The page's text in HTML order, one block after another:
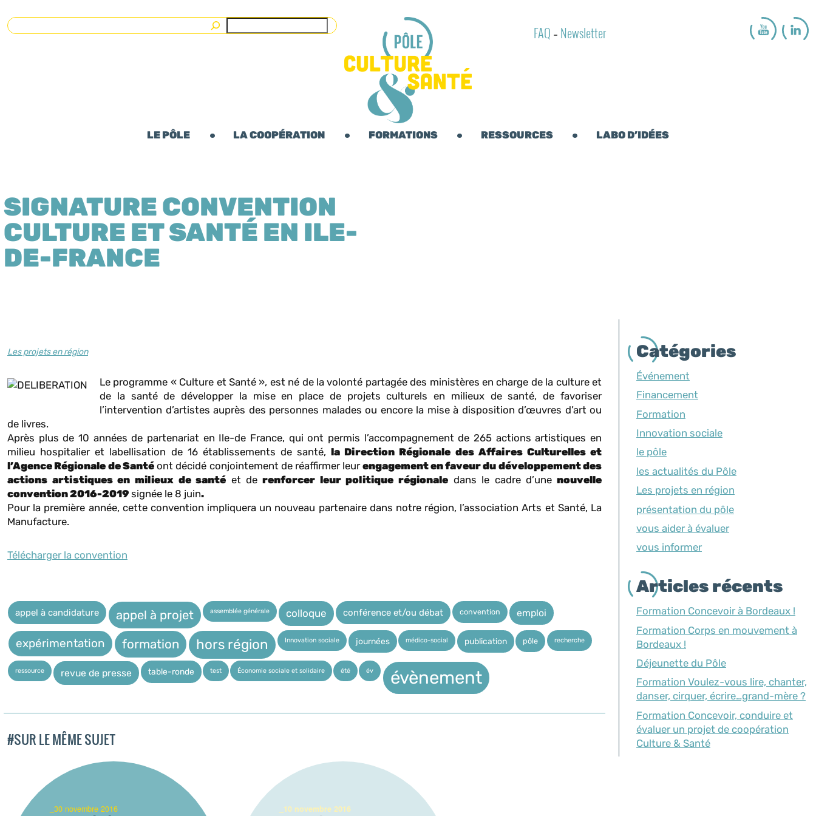
Rechercher FAQ - Newsletter
LE PÔLE LA COOPÉRATION FORMATIONS RESSOURCES LABO D’IDÉES
SIGNATURE CONVENTION
CULTURE ET SANTÉ EN ILE-
DE-FRANCE
Les projets en région
Le programme « Culture et Santé », est né de la volonté partagée des ministères en charge de la culture et
de la santé de développer la mise en place de projets culturels en milieux de santé, de favoriser
l’intervention d’artistes auprès des personnes malades ou encore la mise à disposition d’œuvres d’art ou
de livres.
Après plus de 10 années de partenariat en Ile-de France, qui ont permis l’accompagnement de 265 actions artistiques en
milieu hospitalier et labellisation de 16 établissements de santé,la Direction Régionale des Affaires Culturelles et
l’Agence Régionale de Santéont décidé conjointement de réaffirmer leurengagement en faveur du développement des
actions artistiques en milieux de santé et de renforcer leur politique régionaledans le cadre d’une nouvelle
convention 2016-2019 signée le 8 juin.
Pour la première année, cette convention impliquera un nouveau partenaire dans notre région, l’association Arts et Santé, La
Manufacture.
Télécharger la convention
appel à candidature appel à projet assemblée générale colloque conférence et/ou débat convention emploi
expérimentation formation hors région Innovation sociale journées médico-social publication pôle recherche
ressource revue de presse table-ronde test Économie sociale et solidaire été év évènement
#SUR LE MÊME SUJET
_30 novembre 2016 _10 novembre 2016
_31 octobre 2016
Catégories
Événement
Financement
Formation
Innovation sociale
le pôle
les actualités du Pôle
Les projets en région
présentation du pôle
vous aider à évaluer
vous informer
Articles récents
Formation Concevoir à Bordeaux !
Formation Corps en mouvement à
Bordeaux !
Déjeunette du Pôle
Formation Voulez-vous lire, chanter,
danser, cirquer, écrire…grand-mère ?
Formation Concevoir, conduire et
évaluer un projet de coopération
Culture & Santé